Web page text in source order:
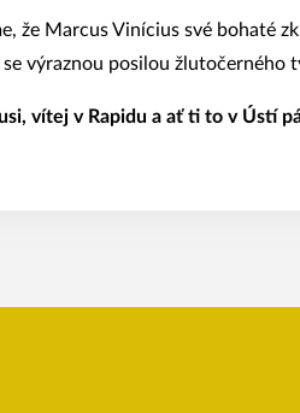
že Marcus Vinícius své bohaté
se výraznou posilou žlutočerného
vítej v Rapidu a ať ti to v Ústí